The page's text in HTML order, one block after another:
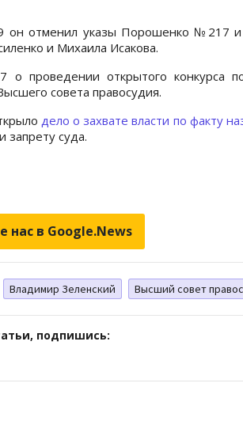
он отменил указы Порошенко №217
и Михаила Исакова.
проведении открытого конкурса
совета правосудия.
дело о захвате власти по факту
запрету суда.
нас в Google.News
Владимир Зеленский Высший совет
подпишись: